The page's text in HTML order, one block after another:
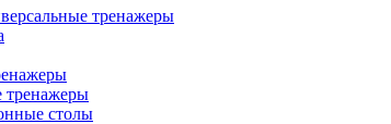
тренажеры
тренажеры
столы